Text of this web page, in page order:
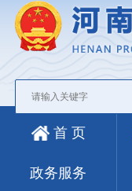
首 页
政务服务